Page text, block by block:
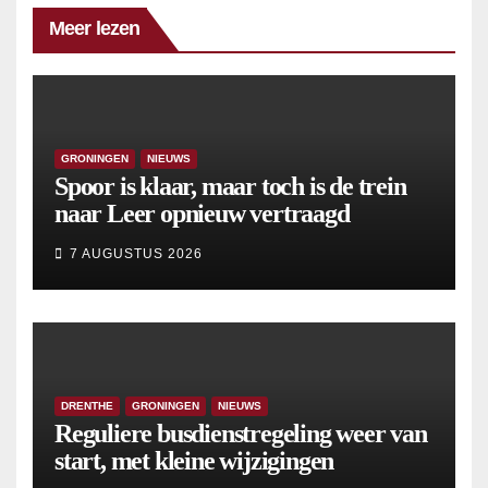
Meer lezen
GRONINGEN NIEUWS
Spoor is klaar, maar toch is de trein
naar Leer opnieuw vertraagd
7 AUGUSTUS 2026
DRENTHE GRONINGEN NIEUWS
Reguliere busdienstregeling weer van
start, met kleine wijzigingen